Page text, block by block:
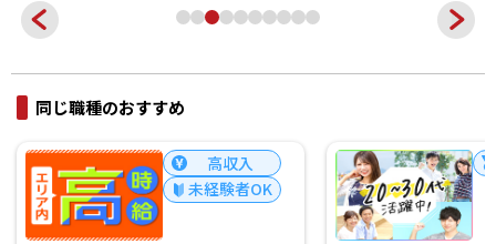
同じ職種のおすすめ
高収入
未経験者OK